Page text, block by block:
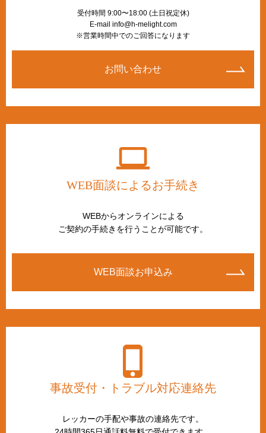
受付時間 9:00〜18:00 (土日祝定休)
E-mail info@h-melight.com
※営業時間中でのご回答になります
お問い合わせ
WEB面談によるお手続き
WEBからオンラインによる
ご契約の手続きを行うことが可能です。
WEB面談お申込み
事故受付・トラブル対応連絡先
レッカーの手配や事故の連絡先です。